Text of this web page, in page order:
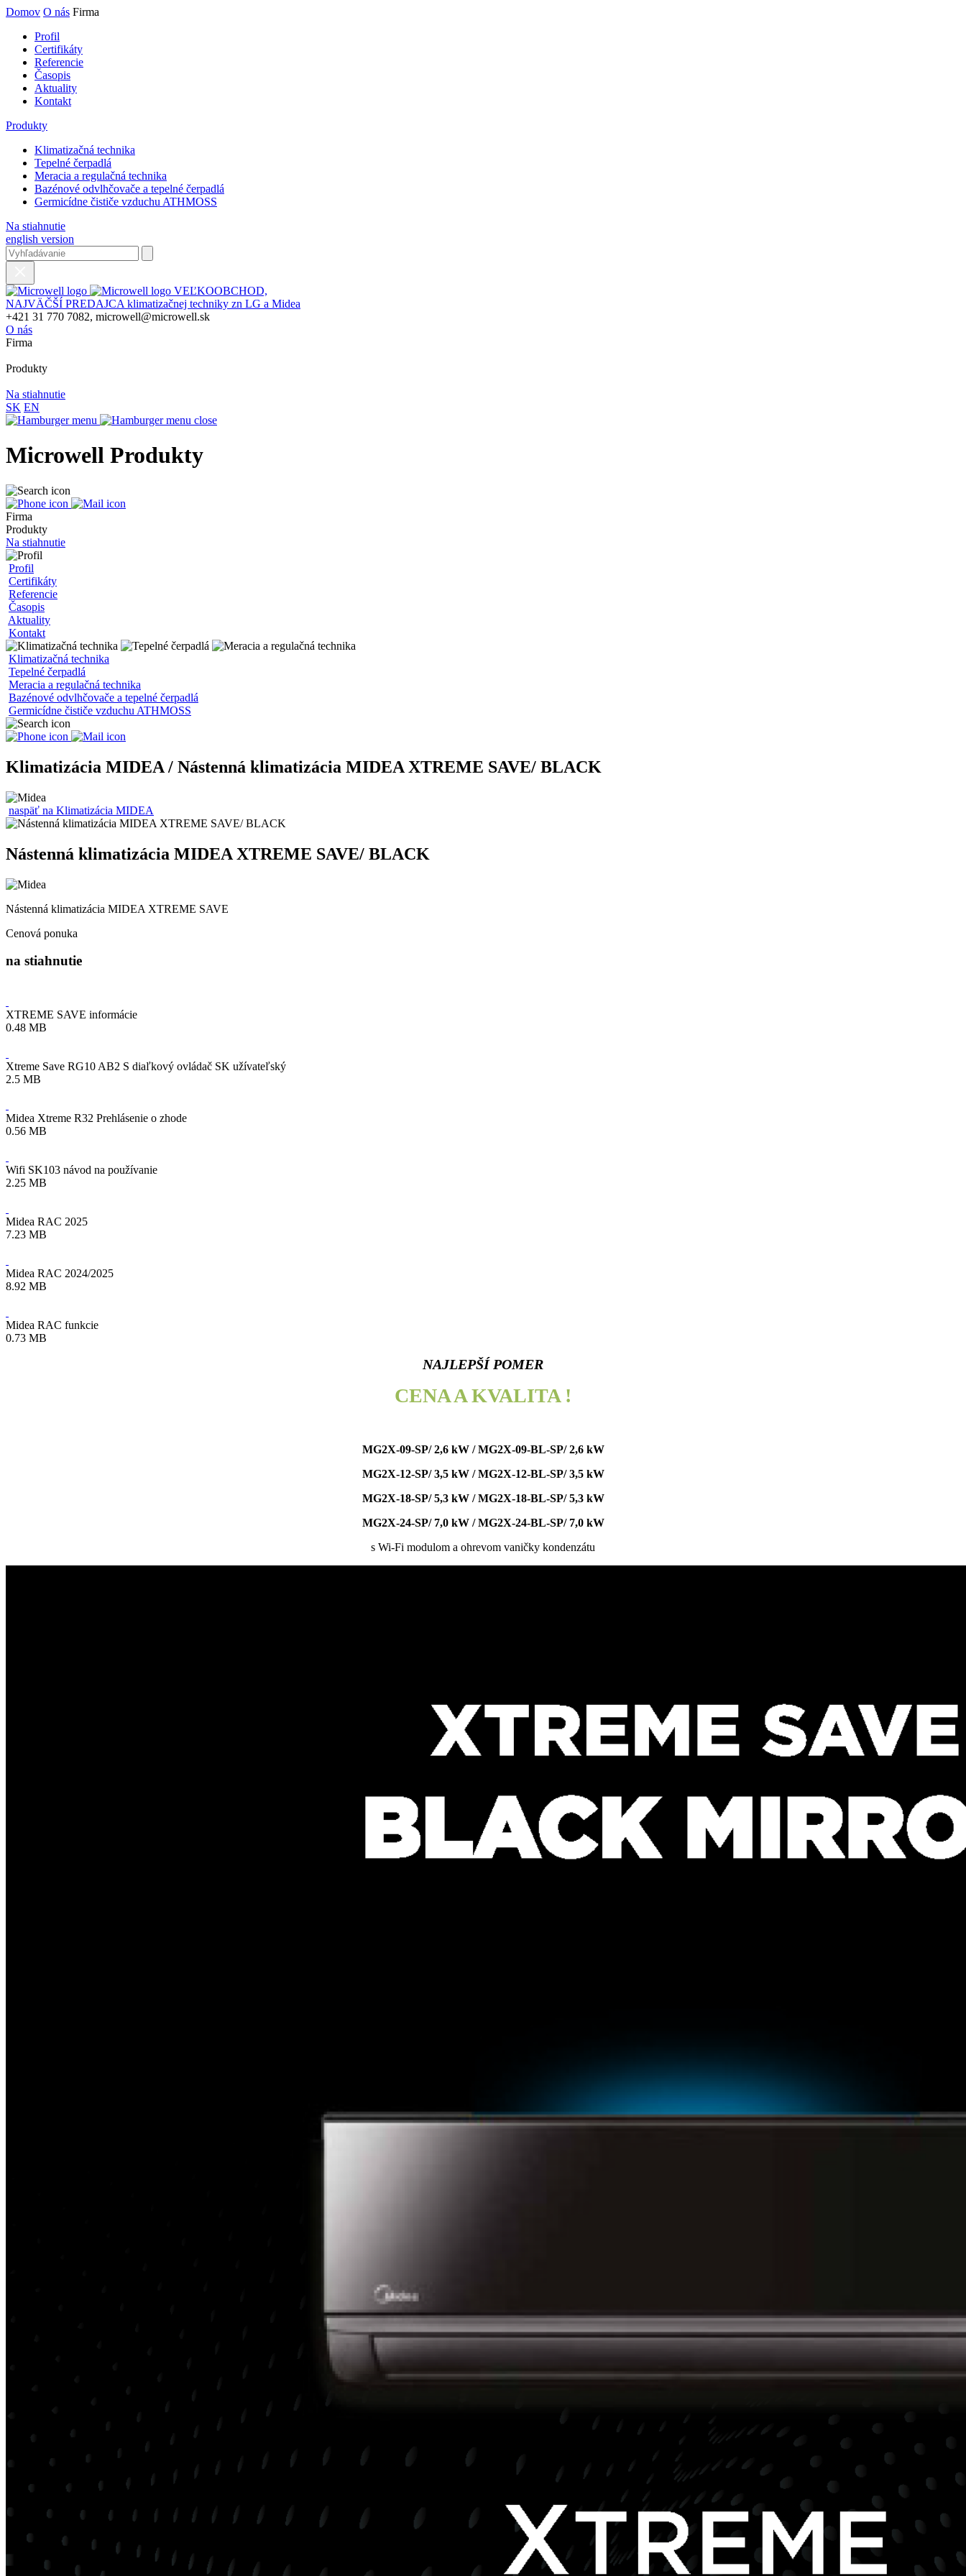
Domov O nás Firma
Profil
Certifikáty
Referencie
Časopis
Aktuality
Kontakt
Produkty
Klimatizačná technika
Tepelné čerpadlá
Meracia a regulačná technika
Bazénové odvlhčovače a tepelné čerpadlá
Germicídne čističe vzduchu ATHMOSS
Na stiahnutie
english version
VEĽKOOBCHOD,
NAJVÄČŠÍ PREDAJCA klimatizačnej techniky zn LG a Midea
+421 31 770 7082, microwell@microwell.sk
O nás
Firma
Produkty
Na stiahnutie
SK EN
Microwell Produkty
Firma
Produkty
Na stiahnutie
Profil
Certifikáty
Referencie
Časopis
Aktuality
Kontakt
Klimatizačná technika
Tepelné čerpadlá
Meracia a regulačná technika
Bazénové odvlhčovače a tepelné čerpadlá
Germicídne čističe vzduchu ATHMOSS
Klimatizácia MIDEA / Nástenná klimatizácia MIDEA XTREME SAVE/ BLACK
naspäť na Klimatizácia MIDEA
Nástenná klimatizácia MIDEA XTREME SAVE/ BLACK
Nástenná klimatizácia MIDEA XTREME SAVE
Cenová ponuka
na stiahnutie
XTREME SAVE informácie
0.48 MB
Xtreme Save RG10 AB2 S diaľkový ovládač SK užívateľský
2.5 MB
Midea Xtreme R32 Prehlásenie o zhode
0.56 MB
Wifi SK103 návod na používanie
2.25 MB
Midea RAC 2025
7.23 MB
Midea RAC 2024/2025
8.92 MB
Midea RAC funkcie
0.73 MB
NAJLEPŠÍ POMER
CENA A KVALITA !
MG2X-09-SP/ 2,6 kW /MG2X-09-BL-SP/ 2,6 kW
MG2X-12-SP/ 3,5 kW /MG2X-12-BL-SP/ 3,5 kW
MG2X-18-SP/ 5,3 kW /MG2X-18-BL-SP/ 5,3 kW
MG2X-24-SP/ 7,0 kW /MG2X-24-BL-SP/ 7,0 kW
s Wi-Fi modulom a ohrevom vaničky kondenzátu